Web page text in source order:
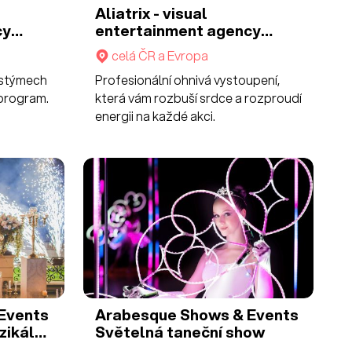
Aliatrix - visual
entertainment agency
Ohnivé show
celá ČR a Evropa
Profesionální ohnivá vystoupení,
která vám rozbuší srdce a rozproudí
energii na každé akci.
Arabesque Shows & Events
Světelná taneční show